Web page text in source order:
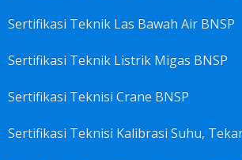
Sertifikasi Teknik Las Bawah Air BNSP
Sertifikasi Teknik Listrik Migas BNSP
Sertifikasi Teknisi Crane BNSP